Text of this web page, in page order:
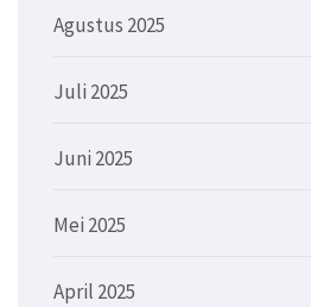
Agustus 2025
Juli 2025
Juni 2025
Mei 2025
April 2025